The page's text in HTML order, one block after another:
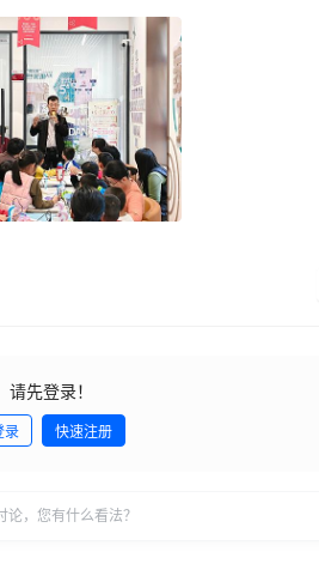
请先登录！
录 快速注册
论，您有什么看法？